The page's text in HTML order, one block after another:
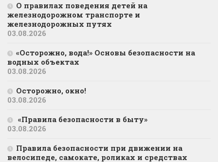
О правилах поведения детей на
железнодорожном транспорте и
железнодорожных путях
03.08.2026
«Осторожно, вода!» Основы безопасности на
водных объектах
03.08.2026
Осторожно, окно!
03.08.2026
«Правила безопасности в быту»
03.08.2026
Правила безопасности при движении на
велосипеде, самокате, роликах и средствах